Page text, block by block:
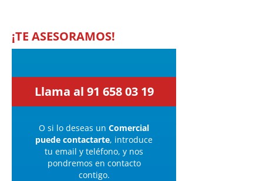
¡TE ASESORAMOS!
Llama al 91 658 03 19
O si lo deseas un Comercial
puede contactarte, introduce
tu email y teléfono, y nos
pondremos en contacto
contigo.